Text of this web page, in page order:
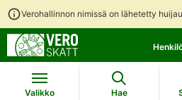
Verohallinnon nimissä on lähetetty
Valikko Hae